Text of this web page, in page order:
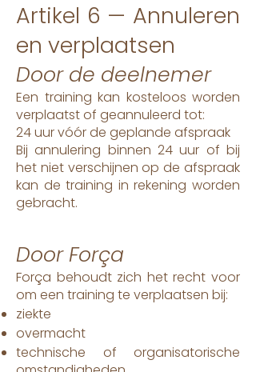
Artikel 6 — Annuleren
en verplaatsen
Door de deelnemer
Een training kan kosteloos worden
verplaatst of geannuleerd tot:
24 uur vóór de geplande afspraak
Bij annulering binnen 24 uur of bij
het niet verschijnen op de afspraak
kan de training in rekening worden
gebracht.
Door Força
Força behoudt zich het recht voor
om een training te verplaatsen bij:
ziekte
overmacht
technische of organisatorische